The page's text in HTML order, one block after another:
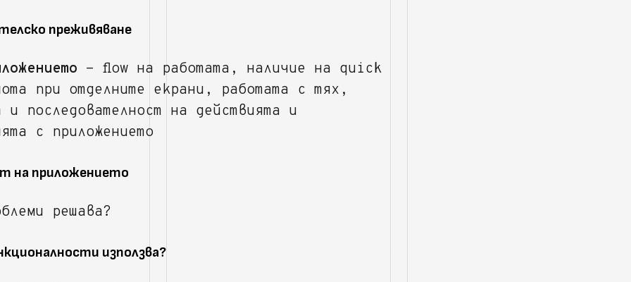
преживяване
- flow на работата, наличие на quick
при отделните екрани, работата с тях,
и последователност на действията и
с приложението
на приложението
решава?
използва?